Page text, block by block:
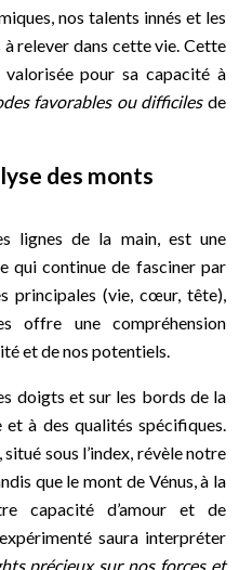
nos talents innés et les
relever dans cette vie. Cette
pour sa capacité à
favorables ou difficiles de
des monts
lignes de la main, est une
qui continue de fasciner par
principales (vie, cœur, tête),
offre une compréhension
et de nos potentiels.
doigts et sur les bords de la
et à des qualités spécifiques.
sous l’index, révèle notre
que le mont de Vénus, à la
capacité d’amour et de
saura interpréter
précieux sur nos forces et